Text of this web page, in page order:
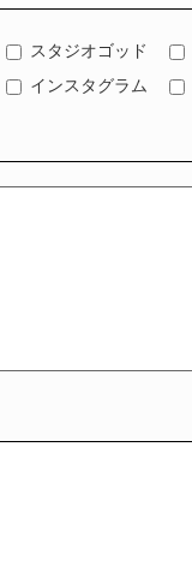
スタジオゴッド
インスタグラム